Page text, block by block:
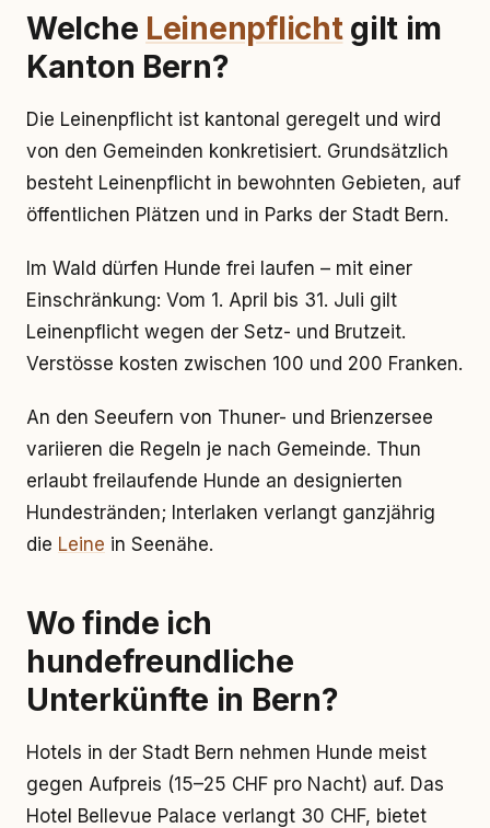
Welche Leinenpflichtgilt im
Kanton Bern?
Die Leinenpflicht ist kantonal geregelt und wird
von den Gemeinden konkretisiert. Grundsätzlich
besteht Leinenpflicht in bewohnten Gebieten, auf
öffentlichen Plätzen und in Parks der Stadt Bern.
Im Wald dürfen Hunde frei laufen – mit einer
Einschränkung: Vom 1. April bis 31. Juli gilt
Leinenpflicht wegen der Setz- und Brutzeit.
Verstösse kosten zwischen 100 und 200 Franken.
An den Seeufern von Thuner- und Brienzersee
variieren die Regeln je nach Gemeinde. Thun
erlaubt freilaufende Hunde an designierten
Hundestränden; Interlaken verlangt ganzjährig
die Leine in Seenähe.
Wo finde ich
hundefreundliche
Unterkünfte in Bern?
Hotels in der Stadt Bern nehmen Hunde meist
gegen Aufpreis (15–25 CHF pro Nacht) auf. Das
Hotel Bellevue Palace verlangt 30 CHF, bietet